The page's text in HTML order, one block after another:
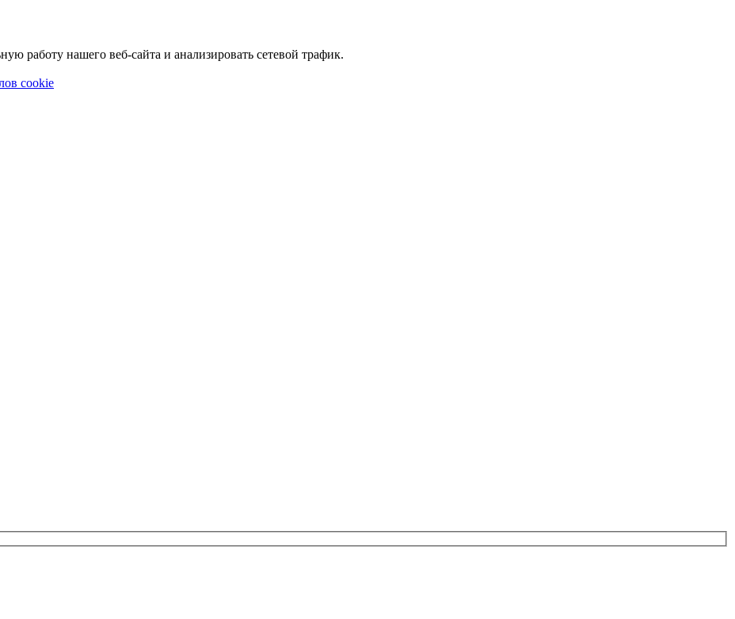
работу нашего веб-сайта и анализировать сетевой трафик.
cookie